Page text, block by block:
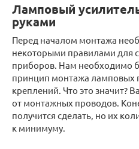
Ламповый
руками
Перед началом монтажа
некоторыми правилами для
приборов. Нам необходимо
принцип монтажа
креплений. Что это значит?
от монтажных проводов.
получится сделать, но их
к минимуму.